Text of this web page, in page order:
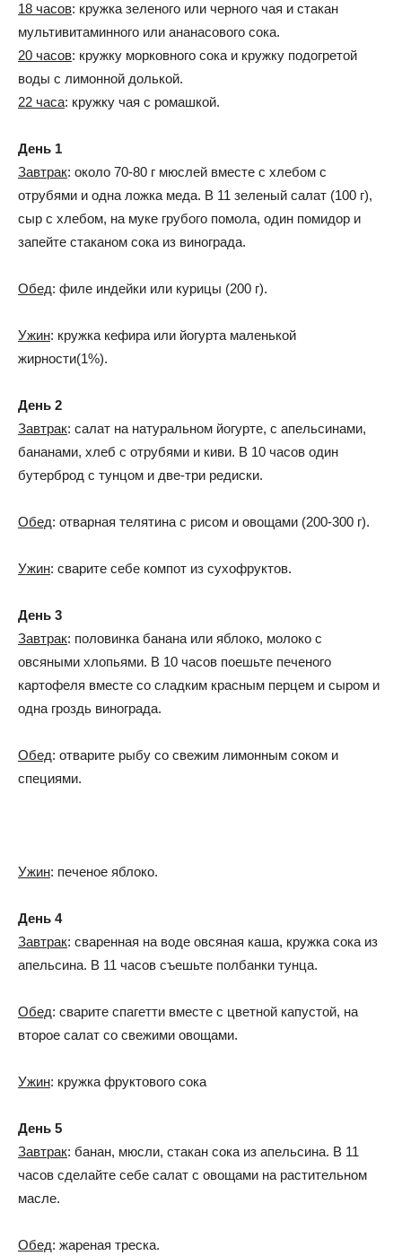
18 часов: кружка зеленого или черного чая и стакан
мультивитаминного или ананасового сока.
20 часов: кружку морковного сока и кружку подогретой
воды с лимонной долькой.
22 часа: кружку чая с ромашкой.
День 1
Завтрак: около 70-80 г мюслей вместе с хлебом с
отрубями и одна ложка меда. В 11 зеленый салат (100 г),
сыр с хлебом, на муке грубого помола, один помидор и
запейте стаканом сока из винограда.
Обед: филе индейки или курицы (200 г).
Ужин: кружка кефира или йогурта маленькой
жирности(1%).
День 2
Завтрак: салат на натуральном йогурте, с апельсинами,
бананами, хлеб с отрубями и киви. В 10 часов один
бутерброд с тунцом и две-три редиски.
Обед: отварная телятина с рисом и овощами (200-300 г).
Ужин: сварите себе компот из сухофруктов.
День 3
Завтрак: половинка банана или яблоко, молоко с
овсяными хлопьями. В 10 часов поешьте печеного
картофеля вместе со сладким красным перцем и сыром и
одна гроздь винограда.
Обед: отварите рыбу со свежим лимонным соком и
специями.
Ужин: печеное яблоко.
День 4
Завтрак: сваренная на воде овсяная каша, кружка сока из
апельсина. В 11 часов съешьте полбанки тунца.
Обед: сварите спагетти вместе с цветной капустой, на
второе салат со свежими овощами.
Ужин: кружка фруктового сока
День 5
Завтрак: банан, мюсли, стакан сока из апельсина. В 11
часов сделайте себе салат с овощами на растительном
масле.
Обед: жареная треска.